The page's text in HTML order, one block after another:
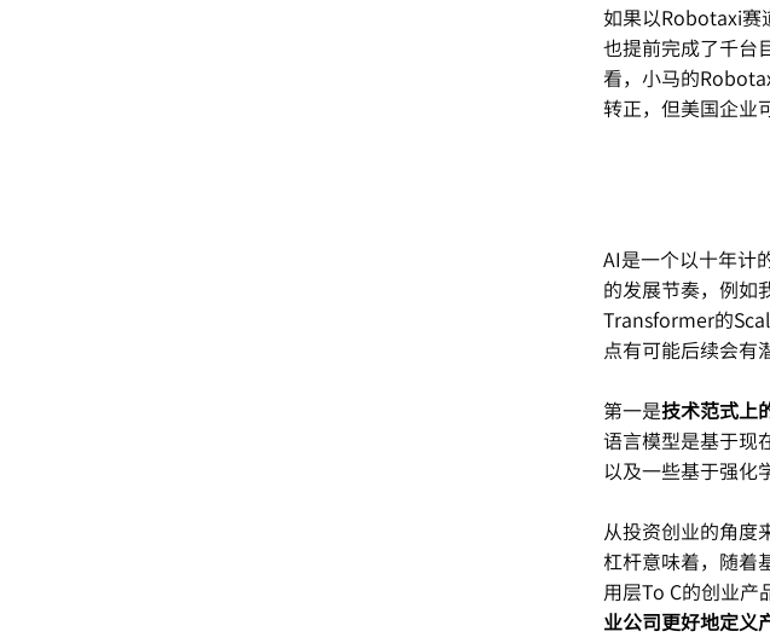
如果以Robotaxi赛
也提前完成了千台
看，小马的
转正，但美国企业
AI是一个以十年计
的发展节奏，例如
Transformer的
点有可能后续会有
第一是技术范式上
语言模型是基于现
以及一些基于强化
从投资创业的角度
杠杆意味着，随着
用层To C的创业产
业公司更好地定义